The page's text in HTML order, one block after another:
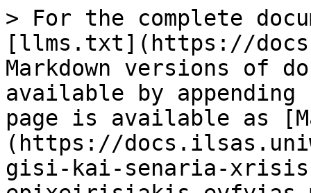
> For the complete
[llms.txt](https://
Markdown versions of
available by
page is available as
(https://
gisi-kai-senaria-